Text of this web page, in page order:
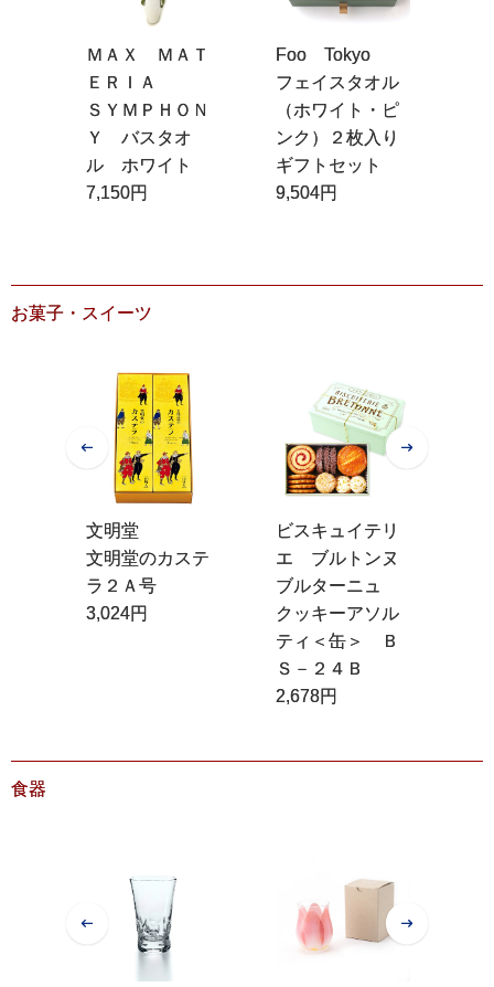
ＭＡＸ ＭＡＴ
ＥＲＩＡ
ＳＹＭＰＨＯＮ
Ｙ バスタオ
ル ホワイト
7,150円
Foo Tokyo
フェイスタオル
（ホワイト・ピ
ンク）２枚入り
ギフトセット
9,504円
お菓子・スイーツ
文明堂
文明堂のカステ
ラ２Ａ号
3,024円
ビスキュイテリ
エ ブルトンヌ
ブルターニュ
クッキーアソル
ティ＜缶＞ Ｂ
Ｓ－２４Ｂ
2,678円
食器